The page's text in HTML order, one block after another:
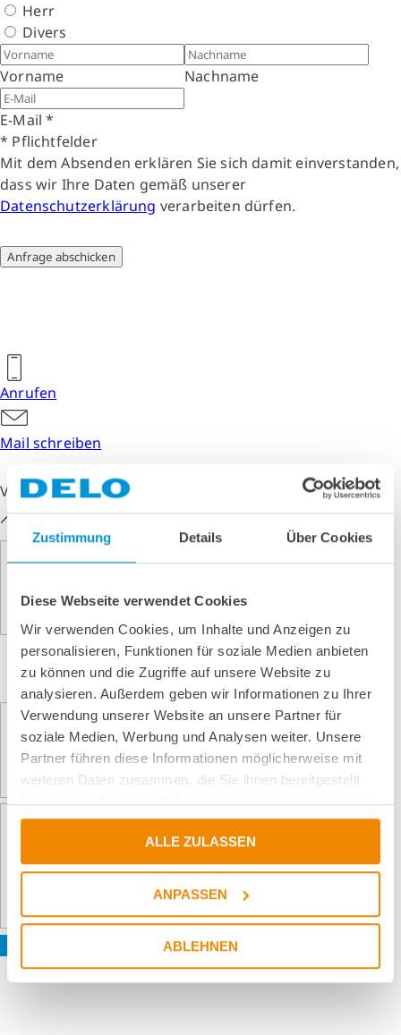
Zustimmung Details Über Cookies
Diese Webseite verwendet Cookies
Wir verwenden Cookies, um Inhalte und Anzeigen zu
personalisieren, Funktionen für soziale Medien anbieten
zu können und die Zugriffe auf unsere Website zu
analysieren. Außerdem geben wir Informationen zu Ihrer
Verwendung unserer Website an unsere Partner für
soziale Medien, Werbung und Analysen weiter. Unsere
Partner führen diese Informationen möglicherweise mit
weiteren Daten zusammen, die Sie ihnen bereitgestellt
haben oder die sie im Rahmen Ihrer Nutzung der Dienste
gesammelt haben.
ALLE ZULASSEN
ANPASSEN
ABLEHNEN
Herr
Divers
Vorname Nachname
E-Mail*
* Pflichtfelder
Mit dem Absenden erklären Sie sich damit einverstanden,
dass wir Ihre Daten gemäß unserer
Datenschutzerklärung verarbeiten dürfen.
Anfrage abschicken
Anrufen
Mail schreiben
Visuelle Hilfe